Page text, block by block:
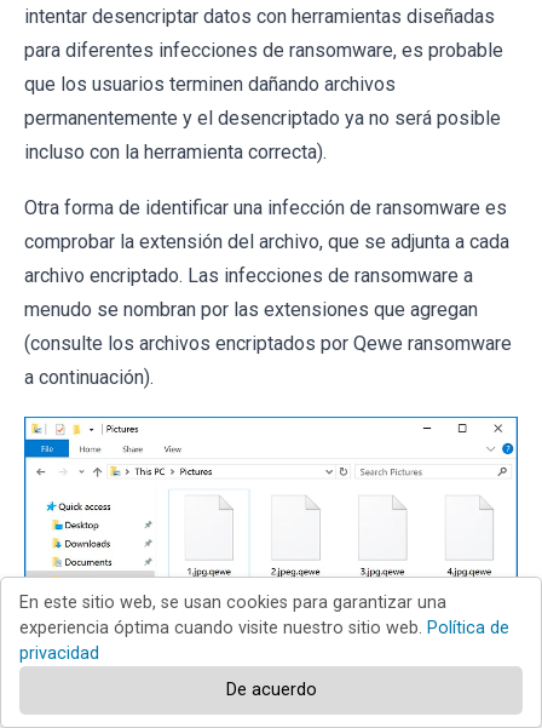
intentar desencriptar datos con herramientas diseñadas
para diferentes infecciones de ransomware, es probable
que los usuarios terminen dañando archivos
permanentemente y el desencriptado ya no será posible
incluso con la herramienta correcta).
Otra forma de identificar una infección de ransomware es
comprobar la extensión del archivo, que se adjunta a cada
archivo encriptado. Las infecciones de ransomware a
menudo se nombran por las extensiones que agregan
(consulte los archivos encriptados por Qewe ransomware
a continuación).
En este sitio web, se usan cookies para garantizar una
experiencia óptima cuando visite nuestro sitio web. Política de
privacidad
De acuerdo